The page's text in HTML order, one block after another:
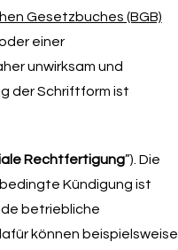
Gesetzbuches (BGB)
einer
unwirksam und
der Schriftform ist
Rechtfertigung”). Die
Kündigung ist
betriebliche
können beispielsweise